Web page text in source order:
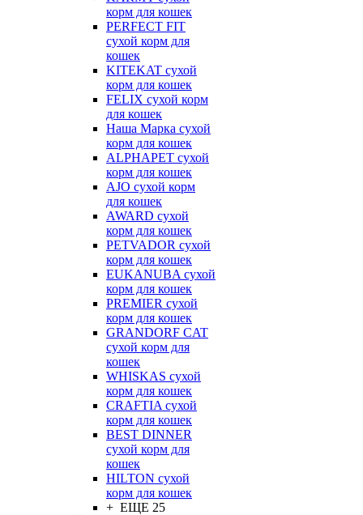
корм для кошек
PERFECT FIT
сухой корм для
кошек
KITEKAT сухой
корм для кошек
FELIX сухой корм
для кошек
Наша Марка сухой
корм для кошек
ALPHAPET сухой
корм для кошек
AJO сухой корм
для кошек
AWARD сухой
корм для кошек
PETVADOR сухой
корм для кошек
EUKANUBA сухой
корм для кошек
PREMIER сухой
корм для кошек
GRANDORF CAT
сухой корм для
кошек
WHISKAS сухой
корм для кошек
CRAFTIA сухой
корм для кошек
BEST DINNER
сухой корм для
кошек
HILTON сухой
корм для кошек
+ ЕЩЕ 25